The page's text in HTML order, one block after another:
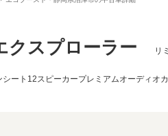
クスプローラー リ
ート12スピーカープレミアムオーディオ